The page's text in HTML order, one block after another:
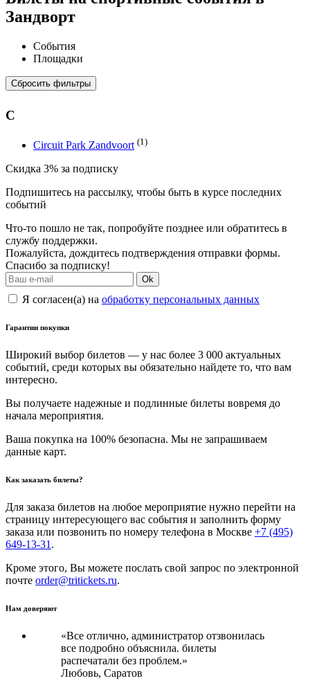
Зандворт
События
Площадки
Сбросить фильтры
C
Circuit Park Zandvoort (1)
Скидка 3% за подписку
Подпишитесь на рассылку, чтобы быть в курсе последних
событий
Что-то пошло не так, попробуйте позднее или обратитесь в
службу поддержки.
Пожалуйста, дождитесь подтверждения отправки формы.
Спасибо за подписку!
Ok
Я согласен(а) на обработку персональных данных
Гарантии покупки
Широкий выбор билетов — у нас более 3 000 актуальных
событий, среди которых вы обязательно найдете то, что вам
интересно.
Вы получаете надежные и подлинные билеты вовремя до
начала мероприятия.
Ваша покупка на 100% безопасна. Мы не запрашиваем
данные карт.
Как заказать билеты?
Для заказа билетов на любое мероприятие нужно перейти на
страницу интересующего вас события и заполнить форму
заказа или позвонить по номеру телефона в Москве +7 (495)
649-13-31 .
Кроме этого, Вы можете послать свой запрос по электронной
почте order@tritickets.ru.
Нам доверяют
«Все отлично, администратор отзвонилась
все подробно объяснила. билеты
распечатали без проблем.»
Любовь, Саратов